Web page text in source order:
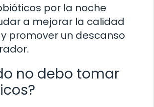
por la noche
a mejorar la calidad
promover un descanso
no debo tomar